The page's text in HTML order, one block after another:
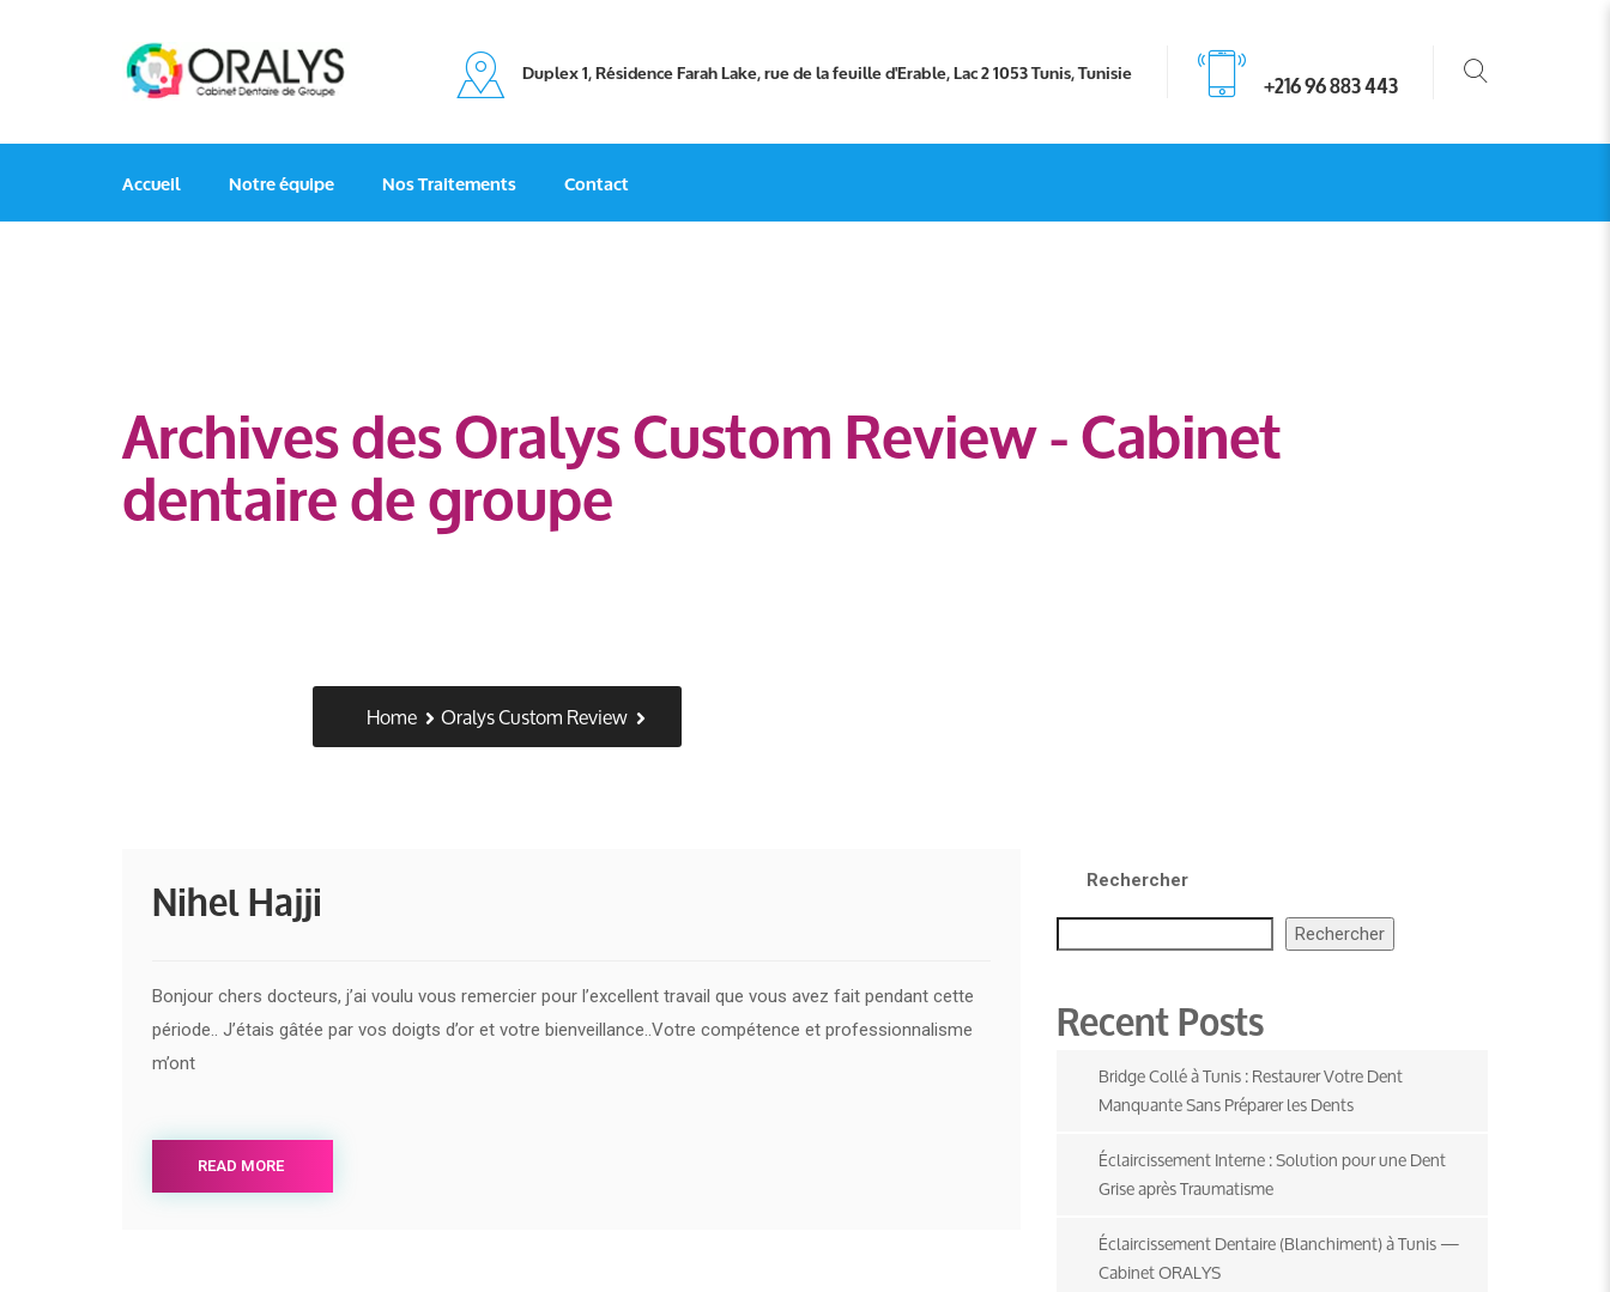
Duplex 1, Résidence Farah Lake, rue de la feuille d'Erable, Lac 2 1053 Tunis, Tunisie +216 96 883 443
Accueil Notre équipe Nos Traitements Contact
Archives des Oralys Custom Review - Cabinet
dentaire de groupe
Home Oralys Custom Review
Nihel Hajji
Bonjour chers docteurs, j’ai voulu vous remercier pour l’excellent travail que vous avez fait pendant cette
période.. J’étais gâtée par vos doigts d’or et votre bienveillance..Votre compétence et professionnalisme
m’ont
READ MORE
Rechercher
Rechercher
Recent Posts
Bridge Collé à Tunis : Restaurer Votre Dent
Manquante Sans Préparer les Dents
Éclaircissement Interne : Solution pour une Dent
Grise après Traumatisme
Éclaircissement Dentaire (Blanchiment) à Tunis —
Cabinet ORALYS